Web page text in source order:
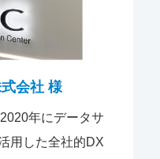
会社 様
年にデータサ
用した全社的DX